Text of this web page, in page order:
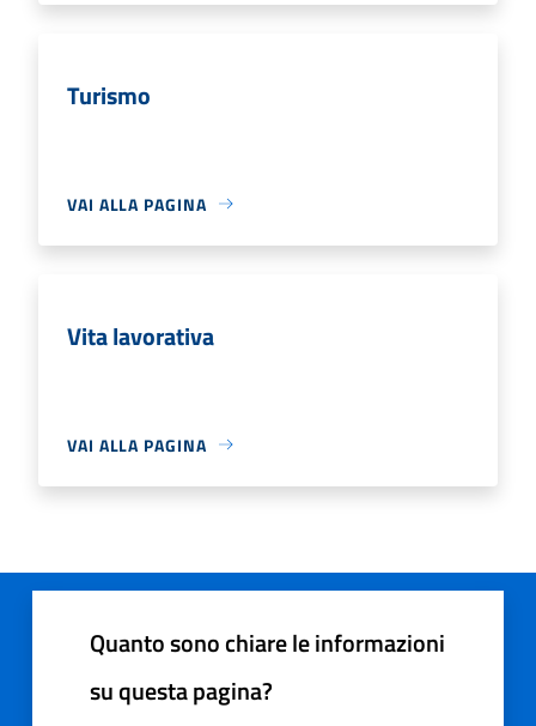
Turismo
VAI ALLA PAGINA
Vita lavorativa
VAI ALLA PAGINA
Quanto sono chiare le informazioni
su questa pagina?